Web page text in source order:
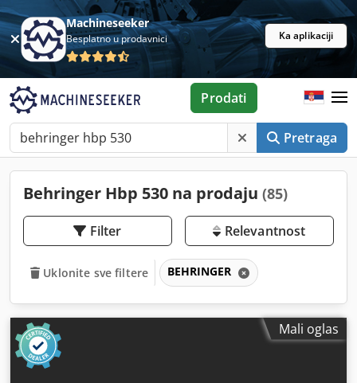
Machineseeker
Besplatno u prodavnici Ka aplikaciji
Pretraga
Prodati
Behringer Hbp 530 na prodaju (85)
Filter Relevantnost
Uklonite sve filtere BEHRINGER
Mali oglas